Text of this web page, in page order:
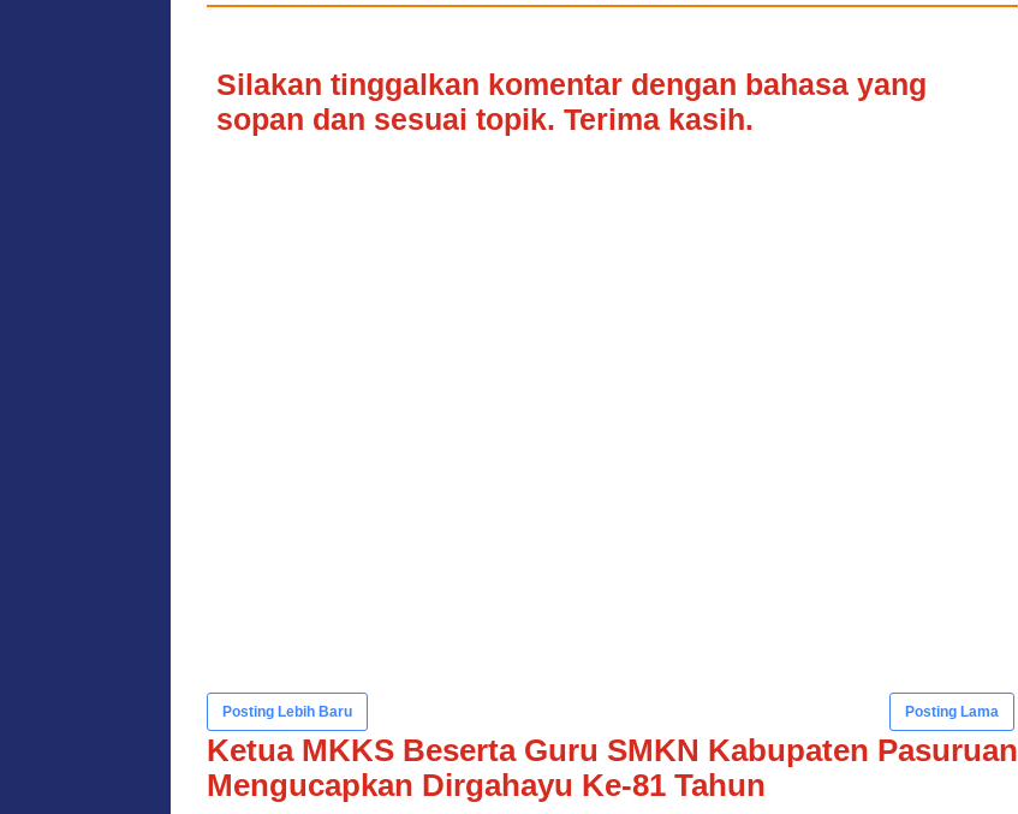
Silakan tinggalkan komentar dengan bahasa yang
sopan dan sesuai topik. Terima kasih.
Posting Lebih Baru Posting Lama
Ketua MKKS Beserta Guru SMKN Kabupaten Pasuruan
Mengucapkan Dirgahayu Ke-81 Tahun